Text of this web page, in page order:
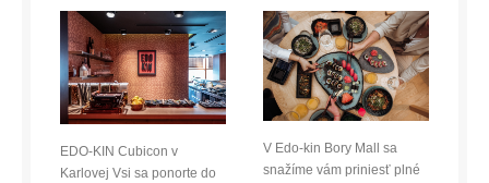
EDO-KIN Cubicon v
Karlovej Vsi sa ponorte do
V Edo-kin Bory Mall sa
snažíme vám priniesť plné